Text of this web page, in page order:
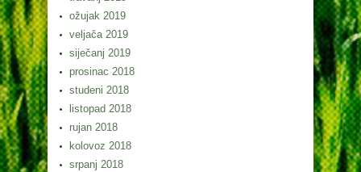
ožujak 2019
veljača 2019
siječanj 2019
prosinac 2018
studeni 2018
listopad 2018
rujan 2018
kolovoz 2018
srpanj 2018